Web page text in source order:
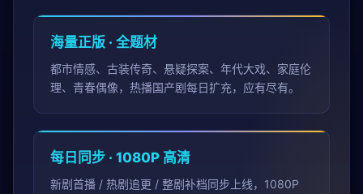
海量正版 · 全题材
都市情感、古装传奇、悬疑探案、年代大戏、家庭伦
理、青春偶像，热播国产剧每日扩充，应有尽有。
每日同步 · 1080P 高清
新剧首播 / 热剧追更 / 整剧补档同步上线，1080P